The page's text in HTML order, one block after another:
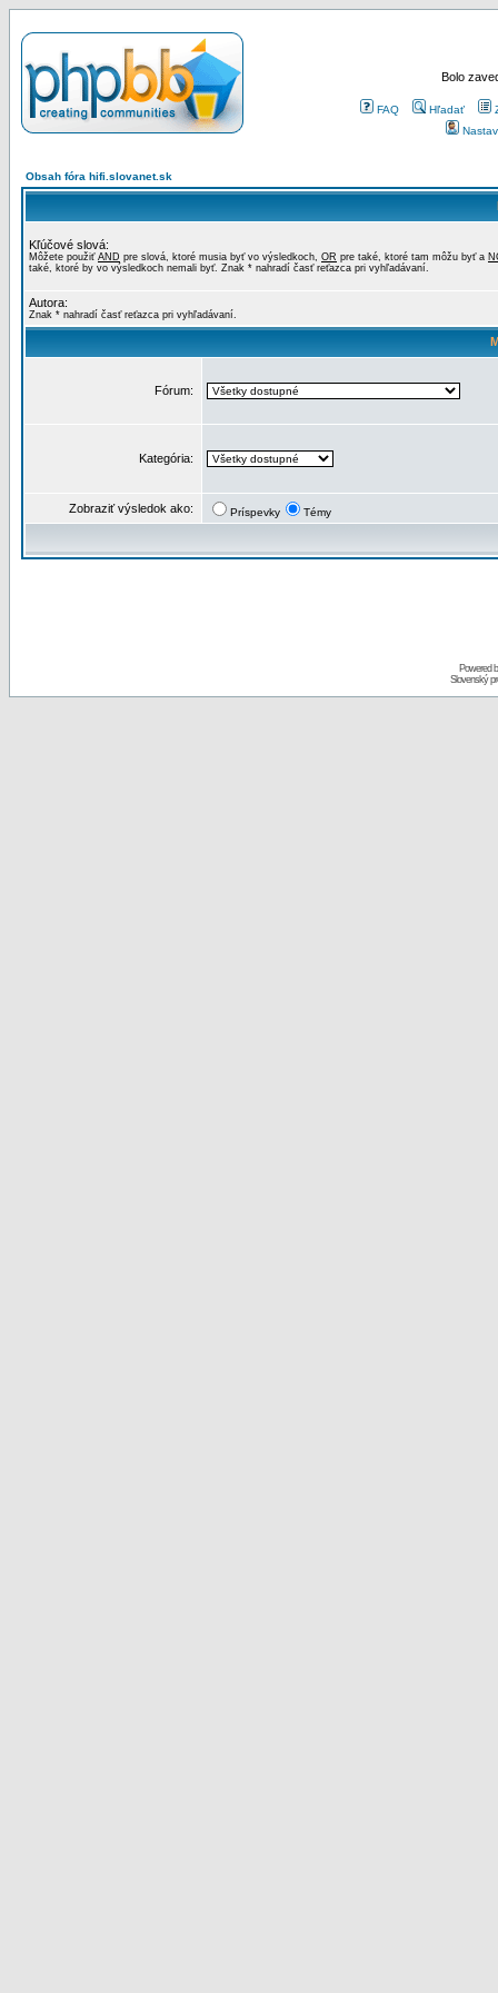
Bolo
FAQ Hľadať
Obsah fóra hifi.slovanet.sk
Kľúčové slová:
Môžete použiť AND pre slová, ktoré musia byť vo výsledkoch, OR pre také, ktoré tam môžu byť a
také, ktoré by vo výsledkoch nemali byť. Znak * nahradí časť reťazca pri vyhľadávaní.
Autora:
Znak * nahradí časť reťazca pri vyhľadávaní.
Fórum:
Kategória:
Zobraziť výsledok ako: Príspevky Témy
Powered
Slovenský